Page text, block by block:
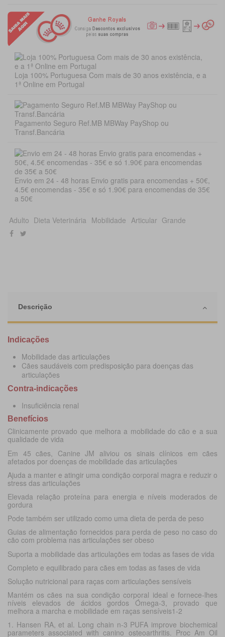
Loja 100% Portuguesa Com mais de 30 anos existência, e a
1ª Online em Portugal
Pagamento Seguro Ref.MB MBWay PayShop ou
Transf.Bancária
Envio em 24 - 48 horas Envio gratis para encomendas + 50€,
4.5€ encomendas - 35€ e só 1.90€ para encomendas de 35€
a 50€
Adulto Dieta Veterinária Mobilidade Articular Grande
Descrição
Indicações
Mobilidade das articulações
Cães saudáveis com predisposição para doenças das
articulações
Contra-indicações
Insuficiência renal
Benefícios
Clinicamente provado que melhora a mobilidade do cão e a sua
qualidade de vida
Em 45 cães, Canine JM aliviou os sinais clínicos em cães
afetados por doenças de mobilidade das articulações
Ajuda a manter e atingir uma condição corporal magra e reduzir o
stress das articulações
Elevada relação proteína para energia e níveis moderados de
gordura
Pode também ser utilizado como uma dieta de perda de peso
Guias de alimentação fornecidos para perda de peso no caso do
cão com problema nas articulações ser obeso
Suporta a mobilidade das articulações em todas as fases de vida
Completo e equilibrado para cães em todas as fases de vida
Solução nutricional para raças com articulações sensíveis
Mantém os cães na sua condição corporal ideal e fornece-lhes
níveis elevados de ácidos gordos Ómega-3, provado que
melhora a marcha e mobilidade em raças sensíveis1-2
1. Hansen RA, et al. Long chain n-3 PUFA improve biochemical
parameters associated with canino osteoarthritis. Proc Am Oil